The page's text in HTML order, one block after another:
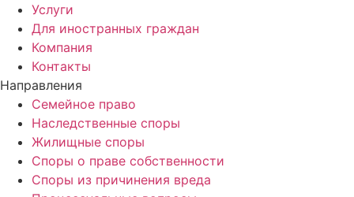
Услуги
Для иностранных граждан
Компания
Контакты
Направления
Семейное право
Наследственные споры
Жилищные споры
Споры о праве собственности
Споры из причинения вреда